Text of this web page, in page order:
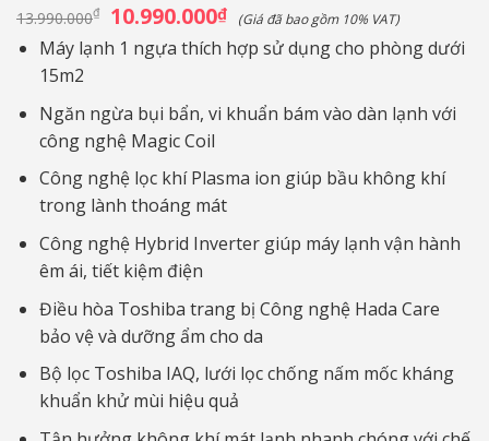
13.990.000₫ Giá
gốc
là:
13.990.000₫.
10.990.000₫Giá
hiện
tại
là:
(Giá đã bao gồm 10% VAT)
Máy lạnh 1 ngựa thích hợp sử dụng cho phòng dưới
15m2
Ngăn ngừa bụi bẩn, vi khuẩn bám vào dàn lạnh với
công nghệ Magic Coil
Công nghệ lọc khí Plasma ion giúp bầu không khí
trong lành thoáng mát
Công nghệ Hybrid Inverter giúp máy lạnh vận hành
êm ái, tiết kiệm điện
Điều hòa Toshiba trang bị Công nghệ Hada Care
bảo vệ và dưỡng ẩm cho da
Bộ lọc Toshiba IAQ, lưới lọc chống nấm mốc kháng
khuẩn khử mùi hiệu quả